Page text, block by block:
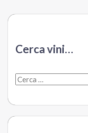
un
insulto
Per
meglio
Cerca vini…
C
r